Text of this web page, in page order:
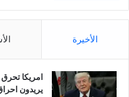
الأخيرة
امريكا
يريدون